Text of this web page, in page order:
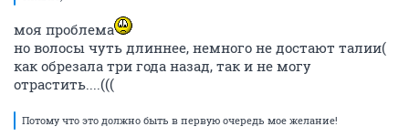
моя проблема
но волосы чуть длиннее, немного не достают талии(
как обрезала три года назад, так и не могу
отрастить....(((
Потому что это должно быть в первую очередь мое желание!